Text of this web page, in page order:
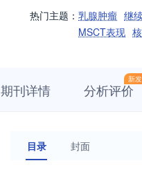
热门主题： 乳腺肿瘤 继
MSCT表现
期刊详情
新
分析评价
目录 封面